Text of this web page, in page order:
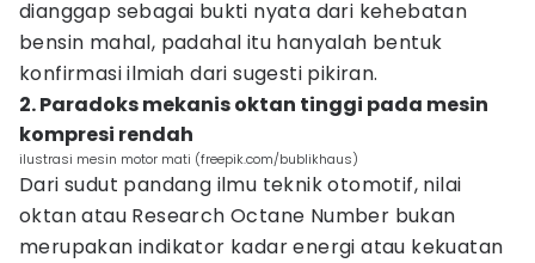
dianggap sebagai bukti nyata dari kehebatan
bensin mahal, padahal itu hanyalah bentuk
konfirmasi ilmiah dari sugesti pikiran.
2. Paradoks mekanis oktan tinggi pada mesin
kompresi rendah
ilustrasi mesin motor mati (freepik.com/bublikhaus)
Dari sudut pandang ilmu teknik otomotif, nilai
oktan atau Research Octane Number bukan
merupakan indikator kadar energi atau kekuatan